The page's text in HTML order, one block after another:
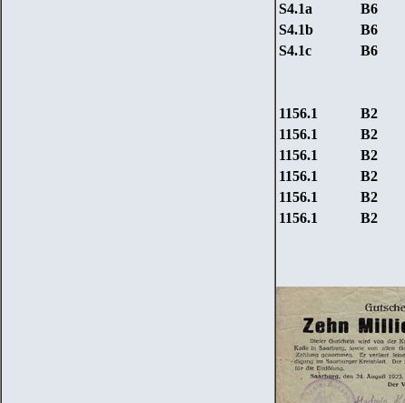
S4.1a B6
S4.1b B6
S4.1c B6
1156.1
B2
1156.1
B2
1156.1
B2
1156.1
B2
1156.1
B2
1156.1
B2